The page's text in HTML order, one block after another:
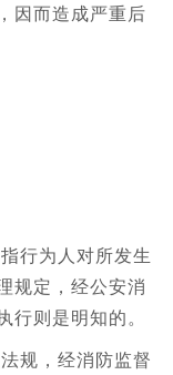
因而造成严重后
行为人对所发生
规定，经公安消
则是明知的。
规，经消防监督